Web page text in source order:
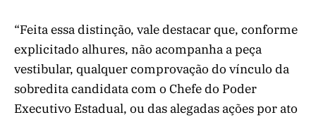
“Feita essa distinção, vale destacar que, conforme
explicitado alhures, não acompanha a peça
vestibular, qualquer comprovação do vínculo da
sobredita candidata com o Chefe do Poder
Executivo Estadual, ou das alegadas ações por ato